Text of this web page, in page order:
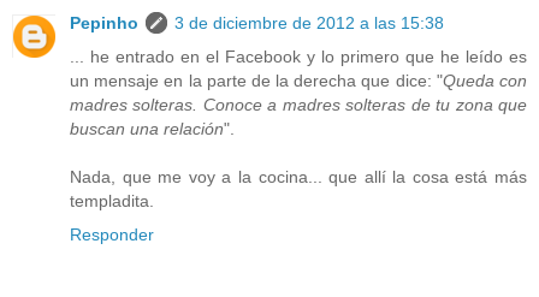
Pepinho
3 de diciembre de 2012 a las 15:38
... he entrado en el Facebook y lo primero que he leído es
un mensaje en la parte de la derecha que dice: "Queda con
madres solteras. Conoce a madres solteras de tu zona que
buscan una relación".
Nada, que me voy a la cocina... que allí la cosa está más
templadita.
Responder